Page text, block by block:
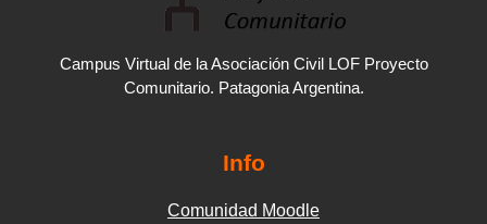
Campus Virtual de la Asociación Civil LOF Proyecto
Comunitario. Patagonia Argentina.
Info
Comunidad Moodle